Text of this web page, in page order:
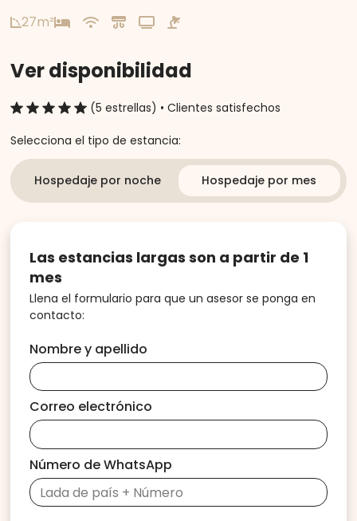
27m²
Ver disponibilidad
(5 estrellas) • Clientes satisfechos
Selecciona el tipo de estancia:
Hospedaje por noche Hospedaje por mes
Las estancias largas son a partir de 1
mes
Llena el formulario para que un asesor se ponga en
contacto:
Nombre y apellido
Correo electrónico
Número de WhatsApp